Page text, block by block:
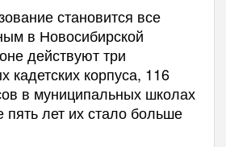
становится все
в Новосибирской
действуют три
кадетских корпуса, 116
в муниципальных школах
лет их стало больше